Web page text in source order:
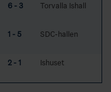
6 - 3 Torvalla Ishall
1 - 5 SDC-hallen
2 - 1 Ishuset